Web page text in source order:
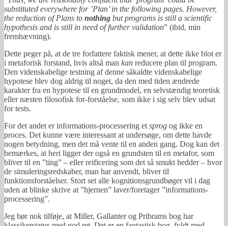
substituted everywhere for ’Plan’ in the following pages. However,
the reduction of Plans to nothing but programs is still a scientific
hypothesis and is still in need of further validation” (ibid, min
fremhævning).
Dette peger på, at de tre forfattere faktisk mener, at dette ikke blot er
i metaforisk forstand, hvis altså man kan reducere plan til program.
Den videnskabelige testning af denne såkaldte videnskabelige
hypotese blev dog aldrig til noget, da den med tiden ændrede
karakter fra en hypotese til en grundmodel, en selvstændig teoretisk
eller næsten filosofisk for-forståelse, som ikke i sig selv blev udsat
for tests.
For det andet er informations-processering et sprog og ikke en
proces. Det kunne være interessant at undersøge, om dette havde
nogen betydning, men det må vente til en anden gang. Dog kan det
bemærkes, at heri ligger der også en grundsten til en metafor, som
bliver til en ”ting” – eller reificering som det så smukt hedder – hvor
de simuleringsredskaber, man har anvendt, bliver til
funktionsforståelser. Stort set alle kognitionsgrundbøger vil i dag
uden at blinke skrive at ”hjernen” laver/foretager ”informations-
processering”.
Jeg bør nok tilføje, at Miller, Gallanter og Pribrams bog har